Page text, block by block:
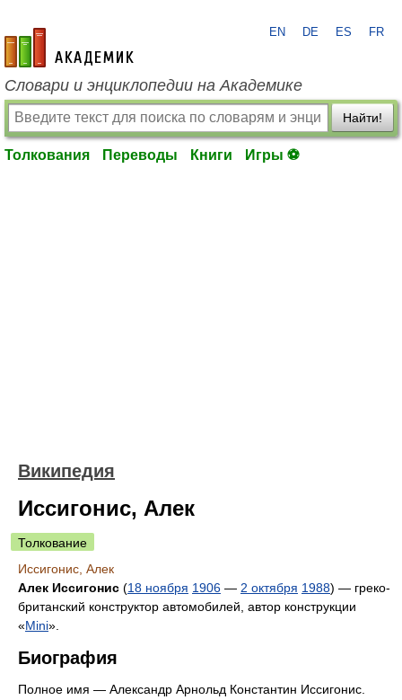
academic.ru
EN DE ES FR
Словари и энциклопедии на Академике
Найти!
Толкования Переводы Книги Игры ⚽
Википедия
Иссигонис, Алек
Толкование
Иссигонис, Алек
Алек Иссигонис (18 ноября 1906 — 2 октября 1988) — греко-
британский конструктор автомобилей, автор конструкции
«Mini».
Биография
Полное имя — Александр Арнольд Константин Иссигонис.